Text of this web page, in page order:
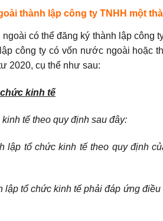
thành lập công ty TNHH một
có thể đăng ký thành lập công
công ty có vốn nước ngoài hoặc
2020, cụ thể như sau:
kinh tế
tế theo quy định sau đây:
lập tổ chức kinh tế theo quy định
lập tổ chức kinh tế phải đáp ứng